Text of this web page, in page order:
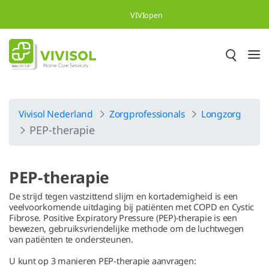
Overslaan en naar hoofdinhoud gaan
VIVIopen
Vivisol Nederland Zorgprofessionals Longzorg
PEP-therapie
PEP-therapie
De strijd tegen vastzittend slijm en kortademigheid is een
veelvoorkomende uitdaging bij patiënten met COPD en Cystic
Fibrose. Positive Expiratory Pressure (PEP)-therapie is een
bewezen, gebruiksvriendelijke methode om de luchtwegen
van patiënten te ondersteunen.
U kunt op 3 manieren PEP-therapie aanvragen: